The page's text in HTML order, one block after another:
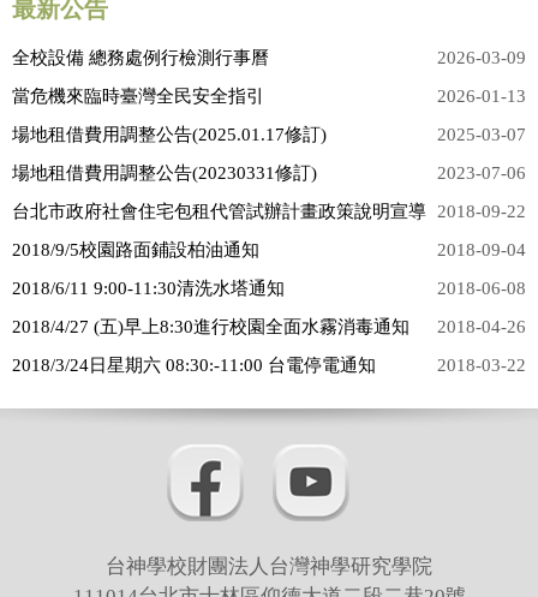
相關法規
表單下載
最新公告
全校設備 總務處例行檢測行事曆
2026-03-09
當危機來臨時臺灣全民安全指引
2026-01-13
場地租借費用調整公告(2025.01.17修訂)
2025-03-07
場地租借費用調整公告(20230331修訂)
2023-07-06
台北市政府社會住宅包租代管試辦計畫政策說明宣導 2018-09-22
2018/9/5校園路面鋪設柏油通知
2018-09-04
2018/6/11 9:00-11:30清洗水塔通知
2018-06-08
2018/4/27 (五)早上8:30進行校園全面水霧消毒通知
2018-04-26
2018/3/24日星期六 08:30:-11:00 台電停電通知
2018-03-22
台神學校財團法人台灣神學研究學院